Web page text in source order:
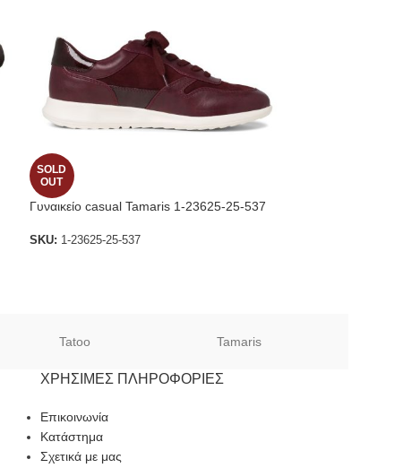
SOLD
OUT
Γυναικείο casual Tamaris 1-23625-25-537
SKU: 1-23625-25-537
Tatoo Tamaris
ΧΡΉΣΙΜΕΣ ΠΛΗΡΟΦΟΡΊΕΣ
Επικοινωνία
Κατάστημα
Σχετικά με μας